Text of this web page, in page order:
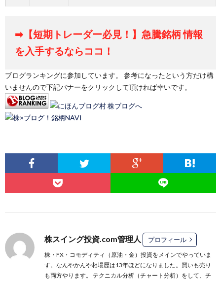
➡【短期トレーダー必見！】急騰銘柄 情報
を入手するならココ！
ブログランキングに参加しています。 参考になったという方だけ構
いませんので下記バナーをクリックして頂ければ幸いです。
株スイング投資.com管理人 プロフィール
株・FX・コモディティ（原油・金）投資をメインでやっていま
す。なんやかんや相場歴は13年ほどになりました。買いも売り
も両方やります。 テクニカル分析（チャート分析）をして、チ